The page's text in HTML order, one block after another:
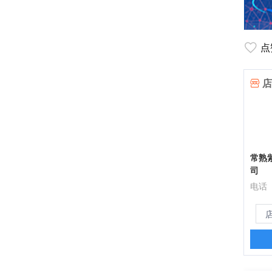
常熟
司
电话